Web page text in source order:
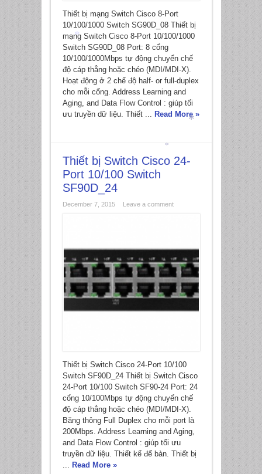
Thiết bị mạng Switch Cisco 8-Port
10/100/1000 Switch SG90D_08 Thiết bị
mạng Switch Cisco 8-Port 10/100/1000
Switch SG90D_08 Port: 8 cổng
10/100/1000Mbps tự động chuyển chế
độ cáp thẳng hoặc chéo (MDI/MDI-X).
Hoạt động ở 2 chế độ half- or full-duplex
cho mỗi cổng. Address Learning and
Aging, and Data Flow Control : giúp tối
ưu truyền dữ liệu. Thiết ... Read More »
Thiết bị Switch Cisco 24-
Port 10/100 Switch
SF90D_24
December 7, 2015 Leave a comment
Thiết bị Switch Cisco 24-Port 10/100
Switch SF90D_24 Thiết bị Switch Cisco
24-Port 10/100 Switch SF90-24 Port: 24
cổng 10/100Mbps tự động chuyển chế
độ cáp thẳng hoặc chéo (MDI/MDI-X).
Băng thông Full Duplex cho mỗi port là
200Mbps. Address Learning and Aging,
and Data Flow Control : giúp tối ưu
truyền dữ liệu. Thiết kế để bàn. Thiết bị
... Read More »
*